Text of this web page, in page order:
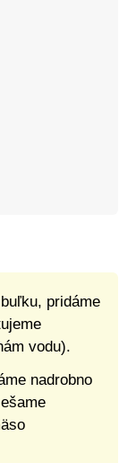
pridáme
vodu).
nadrobno